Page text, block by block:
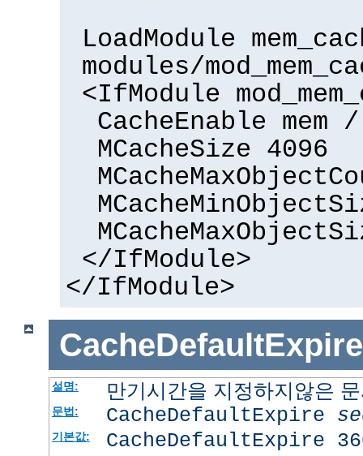
LoadModule
modules/
<IfModule
CacheEnable mem /
MCacheSize 4096
</IfModule>
</IfModule>
CacheDefaultExpire
설명: 만기시간을 지정하지않은
문법: CacheDefaultExpire
기본값: CacheDefaultExpire